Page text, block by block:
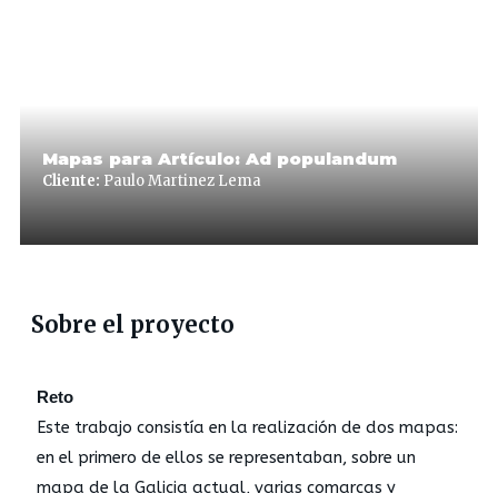
Mapas para Artículo: Ad populandum
Cliente: Paulo Martinez Lema
Sobre el proyecto
Reto
Este trabajo consistía en la realización de dos mapas:
en el primero de ellos se representaban, sobre un
mapa de la Galicia actual, varias comarcas y